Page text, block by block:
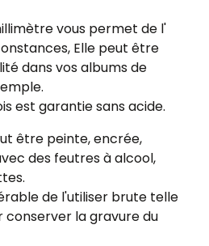
vous permet de l'
Elle peut être
dans vos albums de
est garantie sans acide.
être peinte, encrée,
des feutres à alcool,
de l'utiliser brute telle
conserver la gravure du